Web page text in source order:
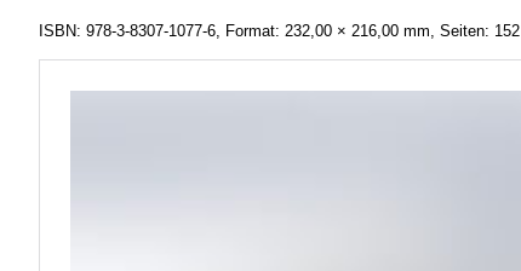
ISBN: 978-3-8307-1077-6, Format: 232,00 × 216,00 mm, Seiten: 152